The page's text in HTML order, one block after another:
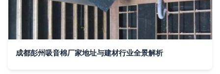
成都彭州吸音棉厂家地址与建材行业全景解析